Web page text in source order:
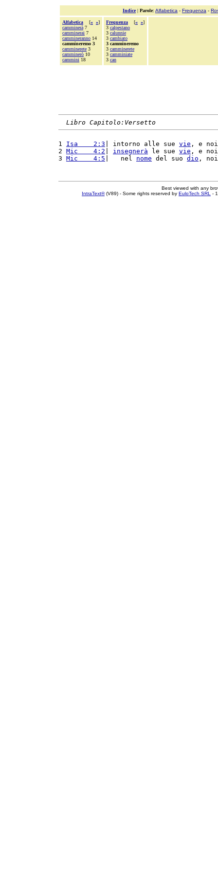
Indice| Parole: Alfabetica - Frequenza -
Alfabetica [« »]
camminerà 7
camminerai 7
cammineranno 14
cammineremo 3
camminerete 3
camminerò 10
cammini 18
Frequenza [« »]
3 calpestano
3 calunnie
3 cambiato
3 cammineremo
3 camminerete
3 camminiate
3 can
Libro Capitolo:Versetto
1 Isa    2:3 | intorno alle sue vie , e
2 Mic    4:2 insegnerà le sue vie , e
3 Mic    4:5 |   nel nome del suo dio ,
Best viewed with any
IntraText®(V89) - Some rights reserved by EuloTech SRL -